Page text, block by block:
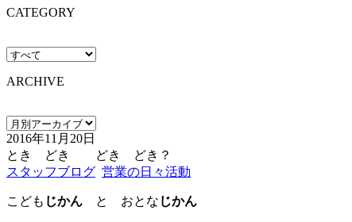
CATEGORY
ARCHIVE
2016年11月20日
とき どき どき どき？
スタッフブログ 営業の日々活動
こども じかん と おとな じかん